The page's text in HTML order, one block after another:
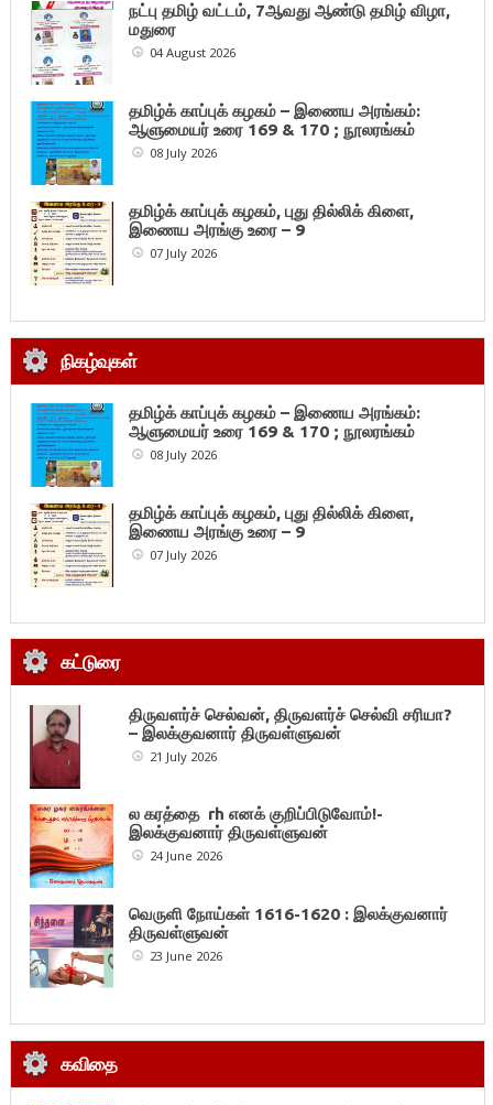
நட்பு தமிழ் வட்டம், 7ஆவது ஆண்டு தமிழ் விழா,
மதுரை
04 August 2026
தமிழ்க் காப்புக் கழகம் – இணைய அரங்கம்:
ஆளுமையர் உரை 169 & 170 ; நூலரங்கம்
08 July 2026
தமிழ்க் காப்புக் கழகம், புது தில்லிக் கிளை,
இணைய அரங்கு உரை – 9
07 July 2026
நிகழ்வுகள்
தமிழ்க் காப்புக் கழகம் – இணைய அரங்கம்:
ஆளுமையர் உரை 169 & 170 ; நூலரங்கம்
08 July 2026
தமிழ்க் காப்புக் கழகம், புது தில்லிக் கிளை,
இணைய அரங்கு உரை – 9
07 July 2026
கட்டுரை
திருவளர்ச் செல்வன், திருவளர்ச் செல்வி சரியா?
– இலக்குவனார் திருவள்ளுவன்
21 July 2026
ல கரத்தை rh எனக் குறிப்பிடுவோம்!-
இலக்குவனார் திருவள்ளுவன்
24 June 2026
வெருளி நோய்கள் 1616-1620 : இலக்குவனார்
திருவள்ளுவன்
23 June 2026
கவிதை